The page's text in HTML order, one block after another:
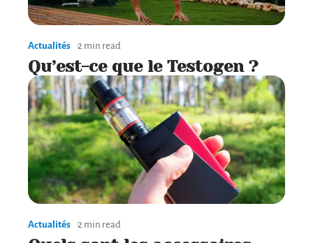
Actualités 2 min read
Qu’est-ce que le Testogen ?
Actualités 2 min read